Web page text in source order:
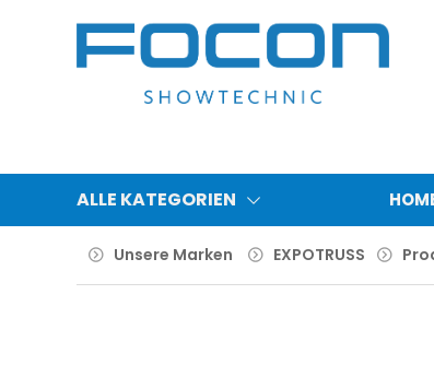
ALLE KATEGORIEN
Unsere Marken EXPOTRUSS